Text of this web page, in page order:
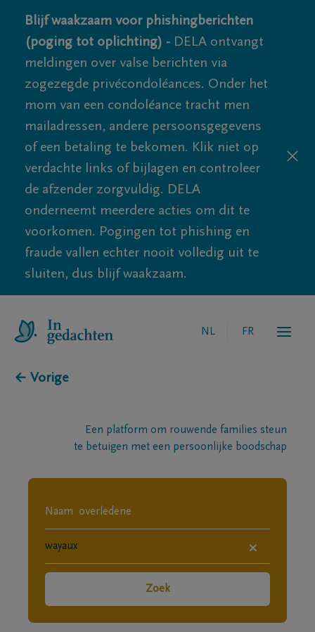
Blijf waakzaam voor phishingberichten
(poging tot oplichting) - DELA ontvangt
meldingen over valse berichten via
zogezegde privécondoléances. Onder het
mom van een condoléance tracht men
mailadressen, andere persoonsgegevens
of een betaling te bekomen. Klik niet op
verdachte links of bijlagen en controleer
de afzender zorgvuldig. DELA
onderneemt meerdere acties om dit te
voorkomen. Pogingen tot phishing en
fraude vallen echter nooit volledig uit te
sluiten, dus blijf waakzaam.
NL FR
← Vorige
Een platform om rouwende families steun
te betuigen met een persoonlijke boodschap
×
Zoek